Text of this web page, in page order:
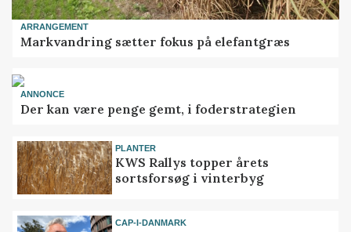
ARRANGEMENT
Markvandring sætter fokus på elefantgræs
ANNONCE
Der kan være penge gemt, i foderstrategien
PLANTER
KWS Rallys topper årets
sortsforsøg i vinterbyg
CAP-I-DANMARK